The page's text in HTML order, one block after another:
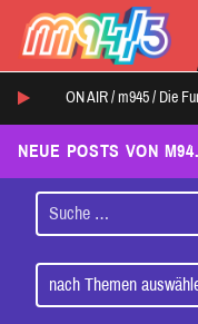
ON AIR / m945 / Die
NEUE POSTS VON